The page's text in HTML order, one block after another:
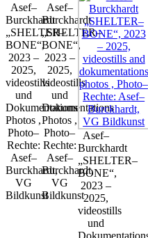
Asef–
Burckhardt
„SHELTER–
BONE“,
2023 –
2025,
videostills
und
Dokumentations
Photos ,
Photo–
Rechte:
Asef–
Burckhardt,
VG
Bildkunst
Asef–
Burckhardt
„SHELTER–
BONE“,
2023 –
2025,
videostills
und
Dokumentations
Photos ,
Photo–
Rechte:
Asef–
Burckhardt,
VG
Bildkunst
Asef–
Burckhardt
„SHELTER–
BONE“,
2023 –
2025,
videostills
und